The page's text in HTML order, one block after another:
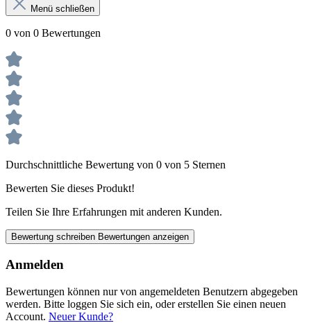
Menü schließen
0 von 0 Bewertungen
Durchschnittliche Bewertung von 0 von 5 Sternen
Bewerten Sie dieses Produkt!
Teilen Sie Ihre Erfahrungen mit anderen Kunden.
Bewertung schreiben Bewertungen anzeigen
Anmelden
Bewertungen können nur von angemeldeten Benutzern abgegeben
werden. Bitte loggen Sie sich ein, oder erstellen Sie einen neuen
Account. Neuer Kunde?